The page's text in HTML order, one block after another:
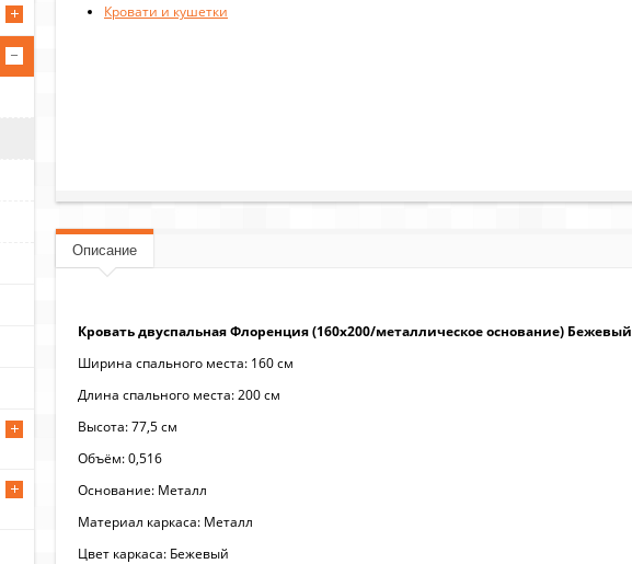
Кровати и кушетки
Описание
Кровать двуспальная Флоренция (160х200/металлическое основание) Бежевый
Ширина спального места: 160 см
Длина спального места: 200 см
Высота: 77,5 см
Объём: 0,516
Основание: Металл
Материал каркаса: Металл
Цвет каркаса: Бежевый